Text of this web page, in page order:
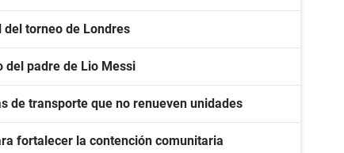
del torneo de Londres
del padre de Lio Messi
de transporte que no renueven unidades
fortalecer la contención comunitaria